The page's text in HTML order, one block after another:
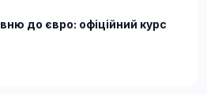
до євро: офіційний курс